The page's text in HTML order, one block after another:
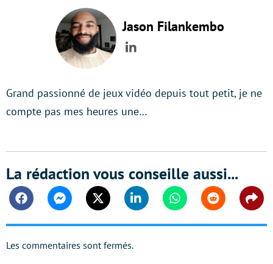
Jason Filankembo
LinkedIn
Grand passionné de jeux vidéo depuis tout petit, je ne
compte pas mes heures une…
La rédaction vous conseille aussi...
FacebookMessengerTwitter Linkedin WhatsappReddit
Les commentaires sont fermés.